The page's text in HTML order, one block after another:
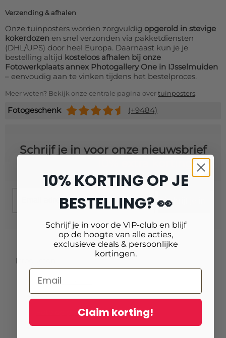
Verzending & afhalen
Onze tuinposters worden zorgvuldig opgerold in stevige
kokerdozen en snel verzonden via pakketdiensten
(DHL/UPS) door heel Europa. Daarnaast kun je je
bestelling altijd kosteloos afhalen bij onze
Fotowerkplaats annex Photogallery One in IJsselmuiden
– eenvoudig aan te vinken tijdens het bestelproces.
Meer weten? Bekijk onze centrale pagina overtuinposters.
Fotogeschenk (+9484)
Schrijf je in voor onze nieuwsbrief
10% extra korting!
Schrijf je in
Producten
Fotoafdrukken
Fotovergrotingen
Foto op plexiglas (acrylglas)
Foto op aluminium
10% KORTING OP JE
BESTELLING? 👀
Schrijf je in voor de VIP-club en blijf
op de hoogte van alle acties,
exclusieve deals & persoonlijke
kortingen.
Claim korting!